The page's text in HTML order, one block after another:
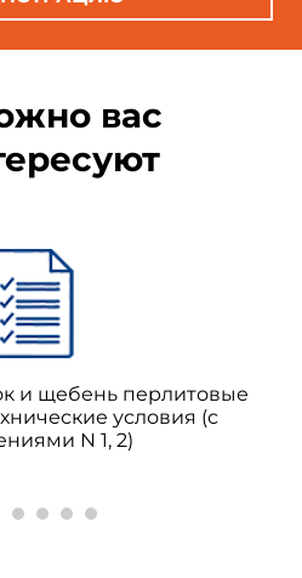
вас
и щебень перлитовые
условия (с
N 1, 2)